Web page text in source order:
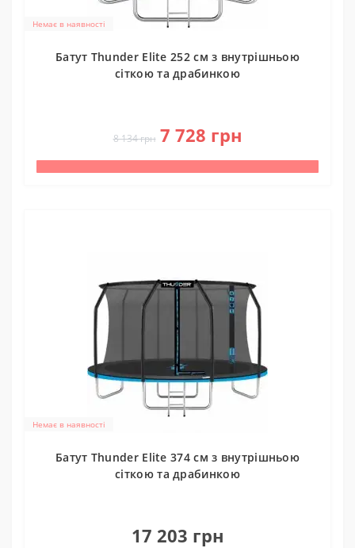
Немає в наявності
Батут Thunder Elite 252 см з внутрішньою
сіткою та драбинкою
8 134 грн 7 728 грн
Немає в наявності
Батут Thunder Elite 374 см з внутрішньою
сіткою та драбинкою
17 203 грн